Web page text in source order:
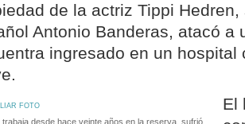
de la actriz Tippi
Antonio Banderas, atacó a
ingresado en un hospital
FOTO
trabaja desde hace veinte años en la reserva, sufrió
El